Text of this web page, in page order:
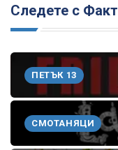
Следете с
ПЕТЪК 13
СМОТАНЯЦИ